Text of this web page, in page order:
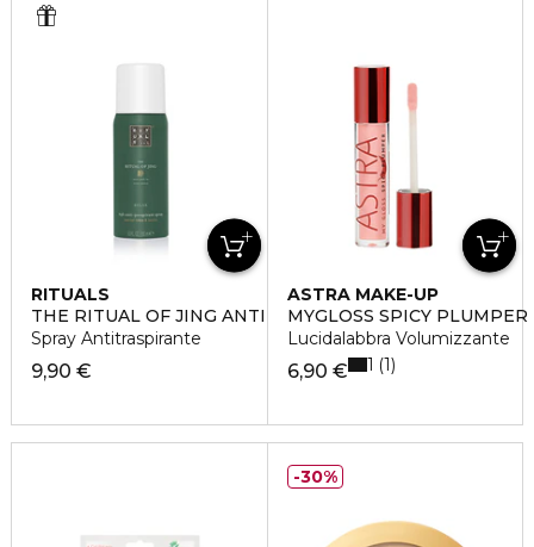
RITUALS
THE RITUAL OF JING ANTI-PERSPIRANT SPRAY
Spray Antitraspirante
9,90 €
ASTRA MAKE-UP
MYGLOSS SPICY PLUMPER
Lucidalabbra Volumizzante
6,90 € 1 1
30%